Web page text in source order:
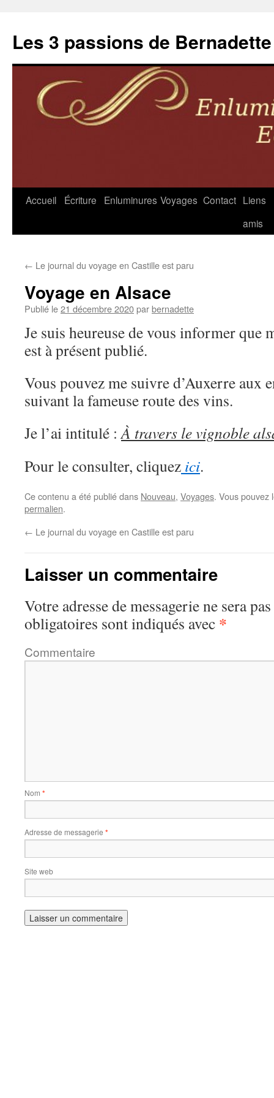
Les 3 passions de Bernadette
Aller
Accueil Écriture Enluminures Voyages Contact Liens
amis
← Le journal du voyage en Castille est paru
Voyage en Alsace
Publié le21 décembre 2020parbernadette
Je suis heureuse de vous informer que
est à présent publié.
Vous pouvez me suivre d’Auxerre aux
suivant la fameuse route des vins.
Je l’ai intitulé :À travers le vignoble
Pour le consulter, cliquez ici.
Ce contenu a été publié dans Nouveau, Voyages. Vous
permalien.
← Le journal du voyage en Castille est paru
Laisser un commentaire
Votre adresse de messagerie ne sera
obligatoires sont indiqués avec *
Commentaire
Nom *
Adresse de messagerie *
Site web